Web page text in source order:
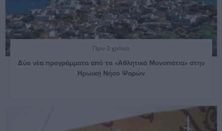
Πριν 3 χρόνια
Δύο νέα προγράμματα από τα «Αθλητικά Μονοπάτια» στην
Ηρωική Νήσο Ψαρών